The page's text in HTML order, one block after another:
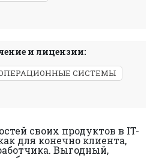
и лицензии:
СИСТЕМЫ
своих продуктов в IT-
для конечно клиента,
Выгодный,